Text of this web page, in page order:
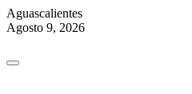
Aguascalientes
Agosto 9, 2026
content